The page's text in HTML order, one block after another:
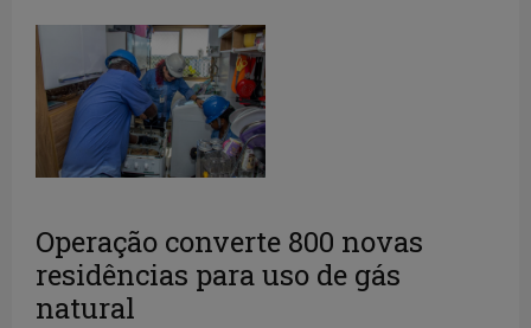
Operação converte 800 novas
residências para uso de gás
natural